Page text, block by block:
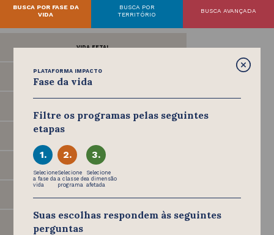
BUSCA POR FASE DA
VIDA
BUSCA POR
TERRITÓRIO
BUSCA AVANÇADA
VIDAFETAL
0-3
11-14ANOS
PLATAFORMA IMPACTO
Fase da vida
Filtre os programas pelas seguintes
etapas
1.
Selecione
a fase da
vida
2.
Selecione
a classe de
programa
3.
Selecione
a dimensão
afetada
Suas escolhas respondem às seguintes
perguntas